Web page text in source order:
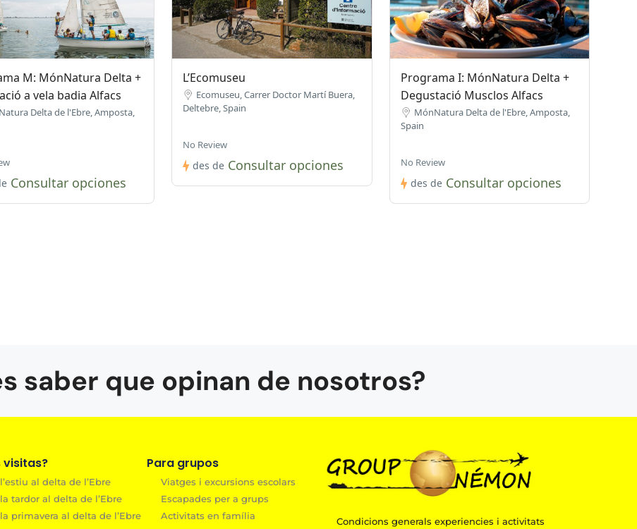
M: MónNatura Delta +
a vela badia Alfacs
Delta de l'Ebre, Amposta,
Consultar opciones
L’Ecomuseu
Ecomuseu, Carrer Doctor Martí Buera,
Deltebre, Spain
No Review
des de Consultar opciones
Programa I: MónNatura Delta +
Degustació Musclos Alfacs
MónNatura Delta de l'Ebre, Amposta,
Spain
No Review
des de Consultar opciones
saber que opinan de nosotros?
visitas?
al delta de l’Ebre
tardor al delta de l’Ebre
primavera al delta de l’Ebre
Para grupos
Viatges i excursions escolars
Escapades per a grups
Activitats en família
Condicions generals experiencies i activitats